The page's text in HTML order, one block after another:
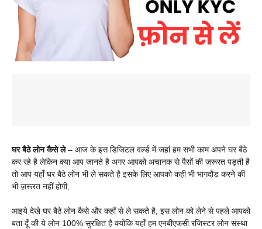
घर बैठे लोन कैसे ले– आज के इस डिजिटल वर्ल्ड में जहां हम सभी काम अपने घर बैठे
कर रहे है लेकिन क्या आप जानते है अगर आपको अचानक से पैसों की ज़रूरत पड़ती है
तो आप यहाँ घर बैठे लोन भी ले सकते है इसके लिए आपको कही भी भागदौड़ करने की
भी ज़रूरत नहीं होगी,
आइये देखे घर बैठे लोन कैसे और कहाँ से ले सकते है, इस लोन को लेने से पहले आपको
बता दूँ की ये लोन 100% सुरक्षित है क्योंकि यहाँ हम एनबीएफसी रजिस्टर लोन संस्था